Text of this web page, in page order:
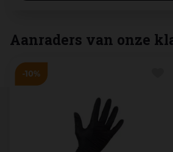
Aanraders van onze